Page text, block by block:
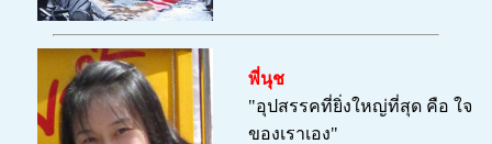
พี่นุช
"อุปสรรคที่ยิ่งใหญ่ที่สุด คือ ใจ
ของเราเอง"